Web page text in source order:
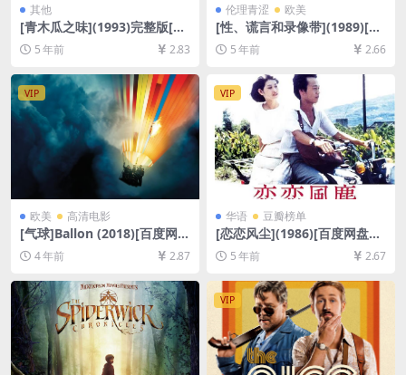
其他
[青木瓜之味](1993)完整版[百
度网盘+夸克网盘+迅雷云盘资
源1080P超清未删减][MP4/5.
5 年前 2.83
伦理青涩 欧美
[性、谎言和录像带](1989)[百
度网盘+迅雷云盘资源1080P
超清未删减][MP4/5.6GB][中
缩包（含解压密码）】
5 年前 2.66
VIP
欧美 高清电影
[气球]Ballon (2018)[百度网盘
+迅雷云盘资源1080P超清未
删减][MP4/8GB][中文字幕]
4 年前 2.87
VIP
华语 豆瓣榜单
[恋恋风尘](1986)[百度网盘
+迅雷云盘资源1080P超清未
删减][MP4/6.2GB][原声中字]
5 年前 2.67
VIP